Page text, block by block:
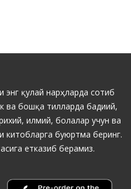
энг қулай нарҳларда сотиб
ва бошқа тилларда бадиий,
илмий, болалар учун ва
китобларга буюртма беринг.
етказиб берамиз.